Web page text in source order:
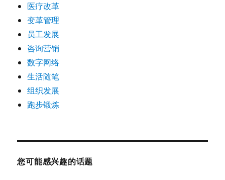
医疗改革
变革管理
员工发展
咨询营销
数字网络
生活随笔
组织发展
跑步锻炼
您可能感兴趣的话题